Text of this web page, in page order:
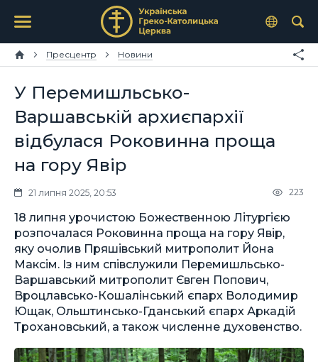
Пресцентр Новини
У Перемишльсько-
Варшавській архиєпархії
відбулася Роковинна проща
на гору Явір
21 липня 2025, 20:53 223
18 липня урочистою Божественною Літургією
розпочалася Роковинна проща на гору Явір,
яку очолив Пряшівський митрополит Йона
Максім. Із ним співслужили Перемишльсько-
Варшавський митрополит Євген Попович,
Вроцлавсько-Кошалінський єпарх Володимир
Ющак, Ольштинсько-Гданський єпарх Аркадій
Трохановський, а також численне духовенство.